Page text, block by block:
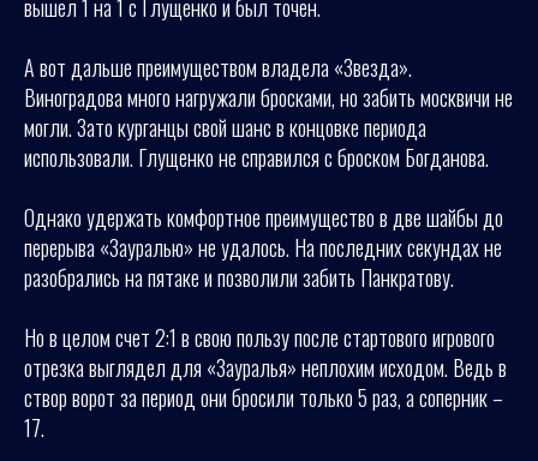
вышел 1 на 1 с Глущенко и был точен.
А вот дальше преимуществом владела «Звезда».
Виноградова много нагружали бросками, но забить москвичи не
могли. Зато курганцы свой шанс в концовке периода
использовали. Глущенко не справился с броском Богданова.
Однако удержать комфортное преимущество в две шайбы до
перерыва «Зауралью» не удалось. На последних секундах не
разобрались на пятаке и позволили забить Панкратову.
Но в целом счет 2:1 в свою пользу после стартового игрового
отрезка выглядел для «Зауралья» неплохим исходом. Ведь в
створ ворот за период они бросили только 5 раз, а соперник –
17.